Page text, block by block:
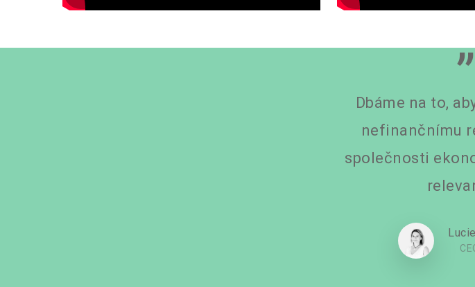
”
Dbáme na to,
nefinančnímu
společnosti